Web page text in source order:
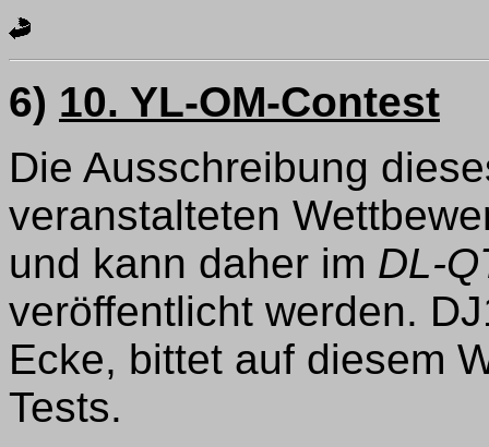
6) 10. YL-OM-Contest
Die Ausschreibung
veranstalteten
und kann daher im DL-
veröffentlicht werden.
Ecke, bittet auf diesem
Tests.